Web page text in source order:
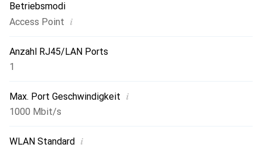
Betriebsmodi
Access Point i
Anzahl RJ45/LAN Ports
1
Max. Port Geschwindigkeit i
1000 Mbit/s
WLAN Standard i